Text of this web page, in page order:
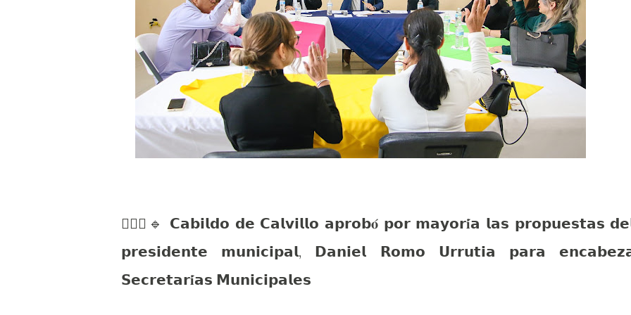
🙋🏻‍♂️🔹 𝗖𝗮𝗯𝗶𝗹𝗱𝗼 𝗱𝗲 𝗖𝗮𝗹𝘃𝗶𝗹𝗹𝗼 𝗮𝗽𝗿𝗼𝗯𝐨́ 𝗽𝗼𝗿 𝗺𝗮𝘆𝗼𝗿𝐢́𝗮 𝗹𝗮𝘀 𝗽𝗿𝗼𝗽𝘂𝗲𝘀𝘁𝗮𝘀
𝗽𝗿𝗲𝘀𝗶𝗱𝗲𝗻𝘁𝗲 𝗺𝘂𝗻𝗶𝗰𝗶𝗽𝗮𝗹, 𝗗𝗮𝗻𝗶𝗲𝗹 𝗥𝗼𝗺𝗼 𝗨𝗿𝗿𝘂𝘁𝗶𝗮 𝗽𝗮𝗿𝗮
𝗦𝗲𝗰𝗿𝗲𝘁𝗮𝗿𝐢́𝗮𝘀 𝗠𝘂𝗻𝗶𝗰𝗶𝗽𝗮𝗹𝗲𝘀